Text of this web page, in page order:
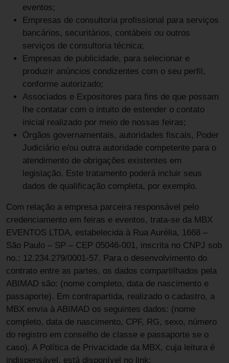
eventos;
Empresas de consultoria profissional para serviços
bancários, securitários, contábeis ou outros
serviços de consultoria técnica;
Empresas de publicidade, para selecionar e
produzir anúncios condizentes com o seu perfil,
conforme autorizado;
Associados e Expositores para fins de que possam
lhe contatar com o intuito de estender o contato
inicial realizado por meio de nossas feiras;
Órgãos governamentais, autoridades fiscais, Poder
Judiciário e/ou outra autoridade competente para o
atendimento de obrigações existentes em
legislação. Este tratamento poderá incluir seus
dados de qualificação completa, por exemplo.
Com relação a empresa parceira responsável pelo
credenciamento em feiras e eventos, trata-se da MBX
EVENTOS LTDA, estabelecida à Rua Aurélia, 1668 –
São Paulo – SP – CEP 05046-001, inscrita no CNPJ sob
no.: 12.234.279/0001-57. Para o desenvolvimento do
contrato entre as partes, os dados compartilhados pela
ABIMAD são: (nome completo, data de nascimento e
passaporte). Em contrapartida, realizado o cadastro, a
MBX envia à ABIMAD os seguintes dados: (nome
completo, data de nascimento, CPF, RG, sexo, número
do registro em conselho de classe e passaporte se o
caso). A Política de Privacidade da MBX, cuja leitura é
indispensável, está disponível no link: